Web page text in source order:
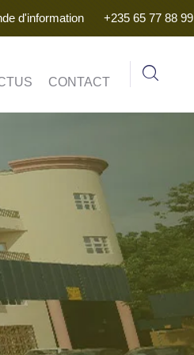
d'information +235 65 77 88 99
CONTACT